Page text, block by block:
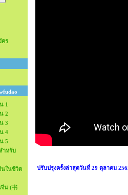
คร
1
2
3
4
5
ำหรับ
นในชีวิต
น (书
ปรับปรุงครั้งล่าสุดวันที่ 29 ตุลาคม